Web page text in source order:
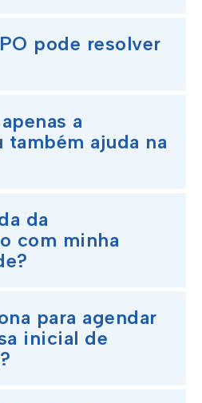
pode resolver
a
também ajuda na
da
com minha
para agendar
inicial de